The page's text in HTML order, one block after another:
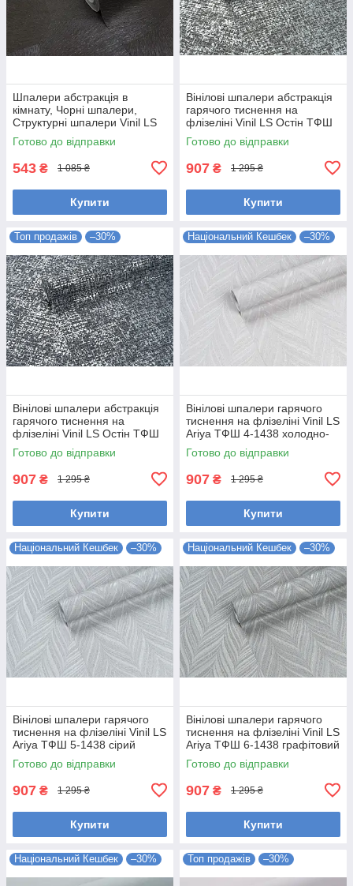
Шпалери абстракція в
кімнату, Чорні шпалери,
Структурні шпалери Vinil LS
Пума ЭШТ 8-1467
(1,06х10,05 м)
Готово до відправки
543 ₴ 1 085 ₴
Купити
Вінілові шпалери абстракція
гарячого тиснення на
флізеліні Vinil LS Остін ТФШ
5-1437 сіро-чорний
(1,06х10,05м)
Готово до відправки
907 ₴ 1 295 ₴
Купити
Топ продажів –30%
Вінілові шпалери абстракція
гарячого тиснення на
флізеліні Vinil LS Остін ТФШ
6-1437 чорний (1,06х10,05м)
Готово до відправки
907 ₴ 1 295 ₴
Купити
Національний Кешбек –30%
Вінілові шпалери гарячого
тиснення на флізеліні Vinil LS
Ariya ТФШ 4-1438 холодно-
бежевий (1,06х10,05м)
Готово до відправки
907 ₴ 1 295 ₴
Купити
Національний Кешбек –30%
Вінілові шпалери гарячого
тиснення на флізеліні Vinil LS
Ariya ТФШ 5-1438 сірий
(1,06х10,05м)
Готово до відправки
907 ₴ 1 295 ₴
Купити
Національний Кешбек –30%
Вінілові шпалери гарячого
тиснення на флізеліні Vinil LS
Ariya ТФШ 6-1438 графітовий
(1,06х10,05м)
Готово до відправки
907 ₴ 1 295 ₴
Купити
Національний Кешбек –30% Топ продажів –30%